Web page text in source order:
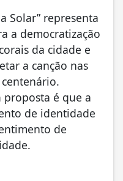
Solar” representa
a democratização
da cidade e
a canção nas
proposta é que a
de identidade
de